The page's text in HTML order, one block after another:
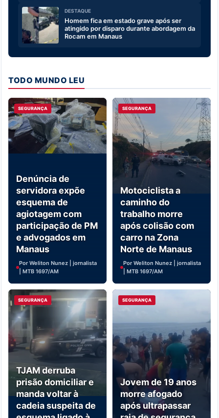
DESTAQUE
Homem fica em estado grave após ser
atingido por disparo durante abordagem da
Rocam em Manaus
TODO MUNDO LEU
SEGURANÇA
Denúncia de
servidora expõe
esquema de
agiotagem com
participação de PM
e advogados em
Manaus
Por Weliton Nunez | jornalista
| MTB 1697/AM
SEGURANÇA
Motociclista a
caminho do
trabalho morre
após colisão com
carro na Zona
Norte de Manaus
Por Weliton Nunez | jornalista
| MTB 1697/AM
SEGURANÇA
TJAM derruba
prisão domiciliar e
manda voltar à
cadeia suspeita de
SEGURANÇA
Jovem de 19 anos
morre afogado
após ultrapassar